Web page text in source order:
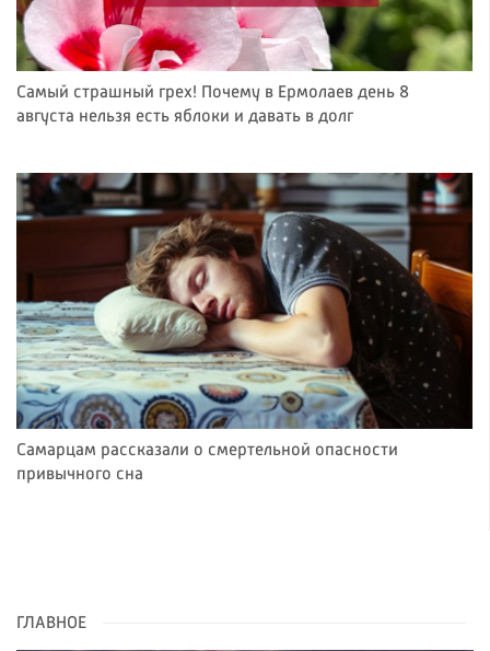
Самый страшный грех! Почему в Ермолаев день 8
августа нельзя есть яблоки и давать в долг
Самарцам рассказали о смертельной опасности
привычного сна
ГЛАВНОЕ